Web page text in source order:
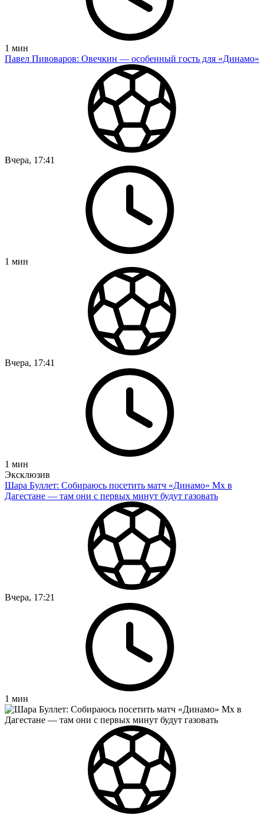
1 мин
Павел Пивоваров: Овечкин — особенный гость для «Динамо»
Вчера, 17:41
1 мин
Вчера, 17:41
1 мин
Эксклюзив
Шара Буллет: Собираюсь посетить матч «Динамо» Мх в
Дагестане — там они с первых минут будут газовать
Вчера, 17:21
1 мин